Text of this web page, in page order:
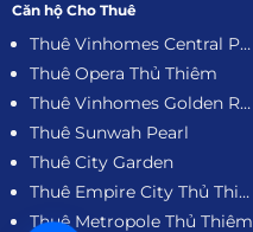
Căn hộ Cho Thuê
Thuê Vinhomes Central Park
Thuê Opera Thủ Thiêm
Thuê Vinhomes Golden River
Thuê Sunwah Pearl
Thuê City Garden
Thuê Empire City Thủ Thiêm
Thuê Metropole Thủ Thiêm